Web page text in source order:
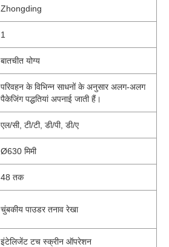
Zhongding
1
बातचीत योग्य
परिवहन के विभिन्न साधनों के अनुसार अलग-अलग
पैकेजिंग पद्धतियां अपनाई जाती हैं।
एल/सी, टी/टी, डी/पी, डी/ए
Ø630 मिमी
48 तक
चुंबकीय पाउडर तनाव रेखा
इंटेलिजेंट टच स्क्रीन ऑपरेशन